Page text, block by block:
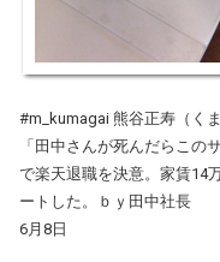
#m_kumagai 熊谷正寿（く
「田中さんが死んだらこの
で楽天退職を決意。家賃14
ートした。ｂｙ田中社長
6月8日